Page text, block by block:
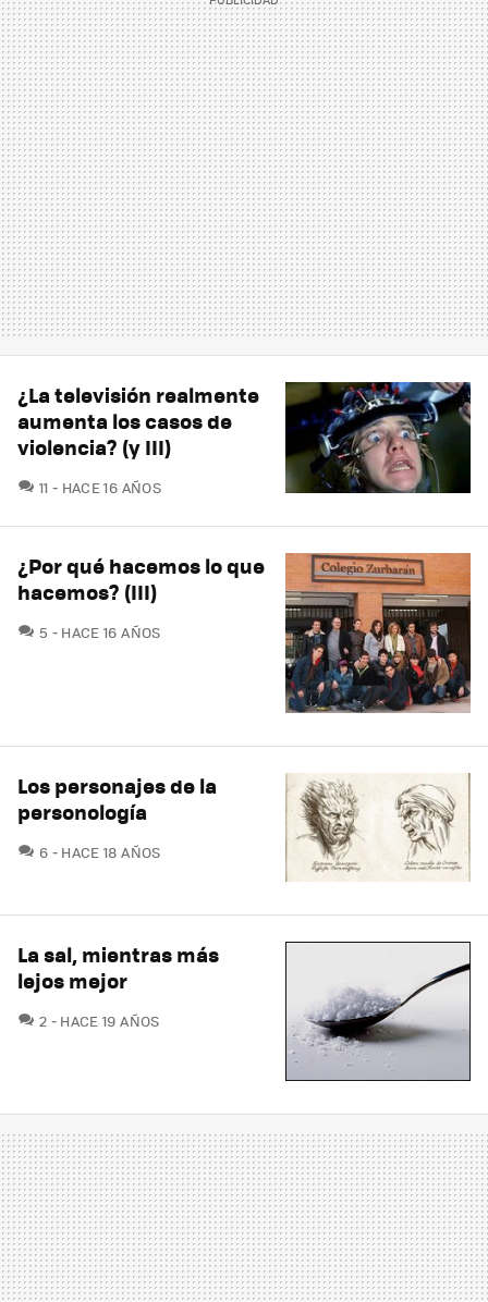
¿La televisión realmente
aumenta los casos de
violencia? (y III)
11 COMENTARIOS
HACE 16 AÑOS
¿Por qué hacemos lo que
hacemos? (III)
5 COMENTARIOS
HACE 16 AÑOS
Los personajes de la
personología
6 COMENTARIOS
HACE 18 AÑOS
La sal, mientras más
lejos mejor
2 COMENTARIOS
HACE 19 AÑOS